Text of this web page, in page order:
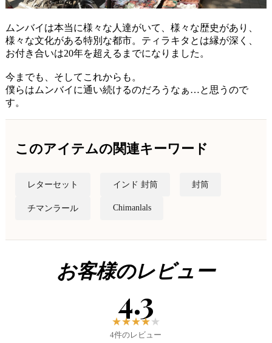
ムンバイは本当に様々な人達がいて、様々な歴史があり、
様々な文化がある特別な都市。ティラキタとは縁が深く、
お付き合いは20年を超えるまでになりました。
今までも、そしてこれからも。
僕らはムンバイに通い続けるのだろうなぁ…と思うので
す。
このアイテムの関連キーワード
レターセット インド 封筒 封筒
チマンラール Chimanlals
お客様のレビュー
4.3
★★★★★
4件のレビュー